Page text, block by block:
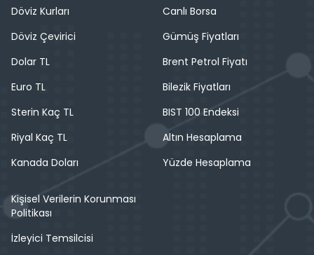
Döviz Kurları
Döviz Çevirici
Dolar TL
Euro TL
Sterin Kaç TL
Riyal Kaç TL
Kanada Doları
Canlı Borsa
Gümüş Fiyatları
Brent Petrol Fiyatı
Bilezik Fiyatları
BIST 100 Endeksi
Altın Hesaplama
Yüzde Hesaplama
Kişisel Verilerin Korunması
Politikası
İzleyici Temsilcisi